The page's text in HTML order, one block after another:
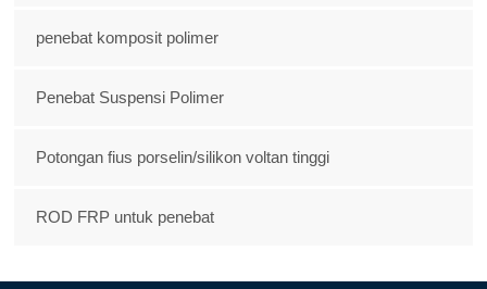
penebat komposit polimer
Penebat Suspensi Polimer
Potongan fius porselin/silikon voltan tinggi
ROD FRP untuk penebat